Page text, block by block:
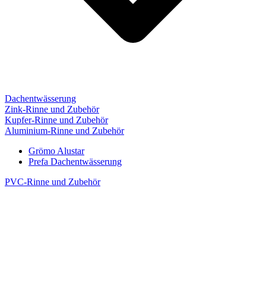
Dachentwässerung
Zink-Rinne und Zubehör
Kupfer-Rinne und Zubehör
Aluminium-Rinne und Zubehör
Grömo Alustar
Prefa Dachentwässerung
PVC-Rinne und Zubehör